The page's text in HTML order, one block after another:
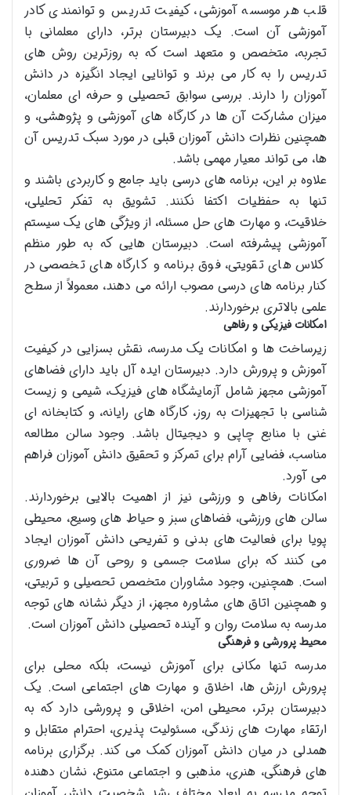
قلب هر موسسه آموزشی، کیفیت تدریس و توانمندی کادر
آموزشی آن است. یک دبیرستان برتر، دارای معلمانی با
تجربه، متخصص و متعهد است که به روزترین روش های
تدریس را به کار می برند و توانایی ایجاد انگیزه در دانش
آموزان را دارند. بررسی سوابق تحصیلی و حرفه ای معلمان،
میزان مشارکت آن ها در کارگاه های آموزشی و پژوهشی، و
همچنین نظرات دانش آموزان قبلی در مورد سبک تدریس آن
ها، می تواند معیار مهمی باشد.
علاوه بر این، برنامه های درسی باید جامع و کاربردی باشند و
تنها به حفظیات اکتفا نکنند. تشویق به تفکر تحلیلی،
خلاقیت، و مهارت های حل مسئله، از ویژگی های یک سیستم
آموزشی پیشرفته است. دبیرستان هایی که به طور منظم
کلاس های تقویتی، فوق برنامه و کارگاه های تخصصی در
کنار برنامه های درسی مصوب ارائه می دهند، معمولاً از سطح
علمی بالاتری برخوردارند.
امکانات فیزیکی و رفاهی
زیرساخت ها و امکانات یک مدرسه، نقش بسزایی در کیفیت
آموزش و پرورش دارد. دبیرستان ایده آل باید دارای فضاهای
آموزشی مجهز شامل آزمایشگاه های فیزیک، شیمی و زیست
شناسی با تجهیزات به روز، کارگاه های رایانه، و کتابخانه ای
غنی با منابع چاپی و دیجیتال باشد. وجود سالن مطالعه
مناسب، فضایی آرام برای تمرکز و تحقیق دانش آموزان فراهم
می آورد.
امکانات رفاهی و ورزشی نیز از اهمیت بالایی برخوردارند.
سالن های ورزشی، فضاهای سبز و حیاط های وسیع، محیطی
پویا برای فعالیت های بدنی و تفریحی دانش آموزان ایجاد
می کنند که برای سلامت جسمی و روحی آن ها ضروری
است. همچنین، وجود مشاوران متخصص تحصیلی و تربیتی،
و همچنین اتاق های مشاوره مجهز، از دیگر نشانه های توجه
مدرسه به سلامت روان و آینده تحصیلی دانش آموزان است.
محیط پرورشی و فرهنگی
مدرسه تنها مکانی برای آموزش نیست، بلکه محلی برای
پرورش ارزش ها، اخلاق و مهارت های اجتماعی است. یک
دبیرستان برتر، محیطی امن، اخلاقی و پرورشی دارد که به
ارتقاء مهارت های زندگی، مسئولیت پذیری، احترام متقابل و
همدلی در میان دانش آموزان کمک می کند. برگزاری برنامه
های فرهنگی، هنری، مذهبی و اجتماعی متنوع، نشان دهنده